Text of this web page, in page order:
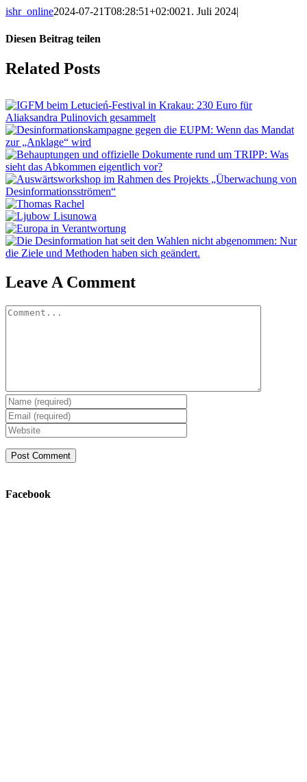
ishr_online2024-07-21T08:28:51+02:0021. Juli 2024|
Diesen Beitrag teilen
Facebook
X
LinkedIn
Tumblr
Pinterest
Vk
Email
Related Posts
Leave A Comment
Comment
Facebook